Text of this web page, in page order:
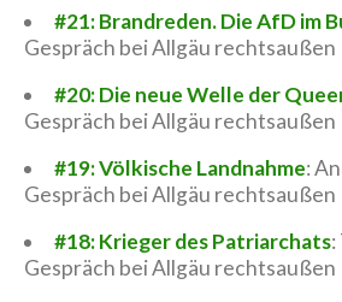
#21: Brandreden. Die AfD im
Gespräch bei Allgäu rechtsaußen
#20: Die neue Welle der
Gespräch bei Allgäu rechtsaußen
#19: Völkische Landnahme:
Gespräch bei Allgäu rechtsaußen
#18: Krieger des Patriarchats:
Gespräch bei Allgäu rechtsaußen